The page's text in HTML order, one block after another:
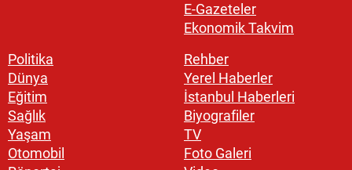
E-Gazeteler
Ekonomik Takvim
Politika
Dünya
Eğitim
Sağlık
Yaşam
Otomobil
Rehber
Yerel Haberler
İstanbul Haberleri
Biyografiler
TV
Foto Galeri